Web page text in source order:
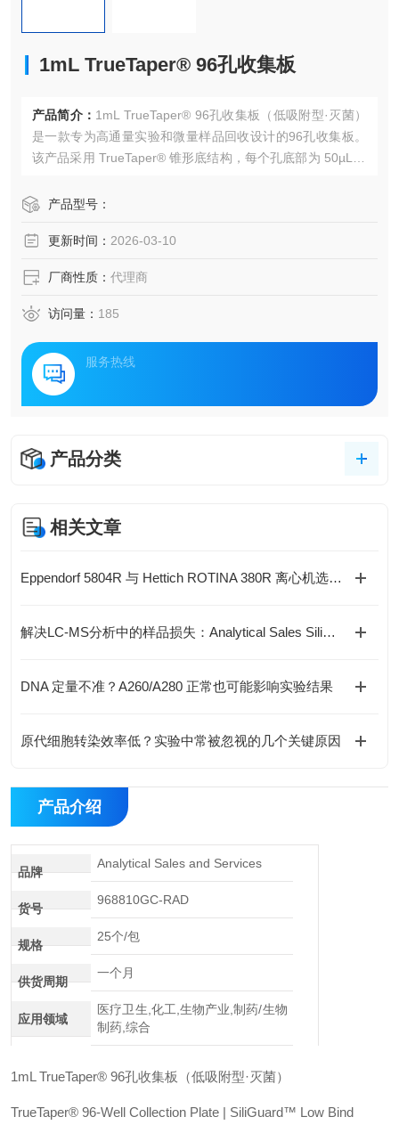
1mL TrueTaper® 96孔收集板
产品简介： 1mL TrueTaper® 96孔收集板（低吸附型·灭菌）
是一款专为高通量实验和微量样品回收设计的96孔收集板。
该产品采用 TrueTaper® 锥形底结构，每个孔底部为 50µL ta
孔底中心，从而提高样品回收效率并减少液体残留。
产品型号：
更新时间： 2026-03-10
厂商性质： 代理商
访问量： 185
服务热线
产品分类
相关文章
Eppendorf 5804R 与 Hettich ROTINA 380R 离心机选型对比与指导
解决LC-MS分析中的样品损失：Analytical Sales SiliGuard™低吸附技术解析
DNA 定量不准？A260/A280 正常也可能影响实验结果
原代细胞转染效率低？实验中常被忽视的几个关键原因
产品介绍
品牌
Analytical Sales and Services
货号
968810GC-RAD
规格
25个/包
供货周期
一个月
应用领域
医疗卫生,化工,生物产业,制药/生物
制药,综合
1mL TrueTaper® 96孔收集板（低吸附型·灭菌）
TrueTaper® 96-Well Collection Plate | SiliGuard™ Low Bind